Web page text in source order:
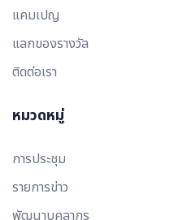
แคมเปญ
แลกของรางวัล
ติดต่อเรา
หมวดหมู่
การประชุม
รายการข่าว